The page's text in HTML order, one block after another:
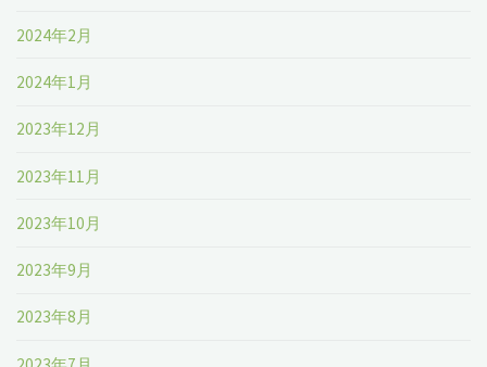
2024年2月
2024年1月
2023年12月
2023年11月
2023年10月
2023年9月
2023年8月